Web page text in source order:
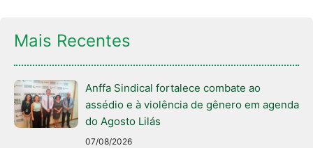
Mais Recentes
Anffa Sindical fortalece combate ao
assédio e à violência de gênero em agenda
do Agosto Lilás
07/08/2026